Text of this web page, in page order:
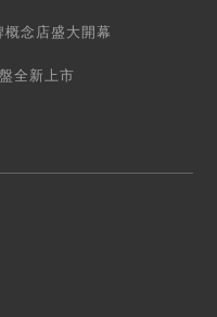
念店盛大開幕
全新上市